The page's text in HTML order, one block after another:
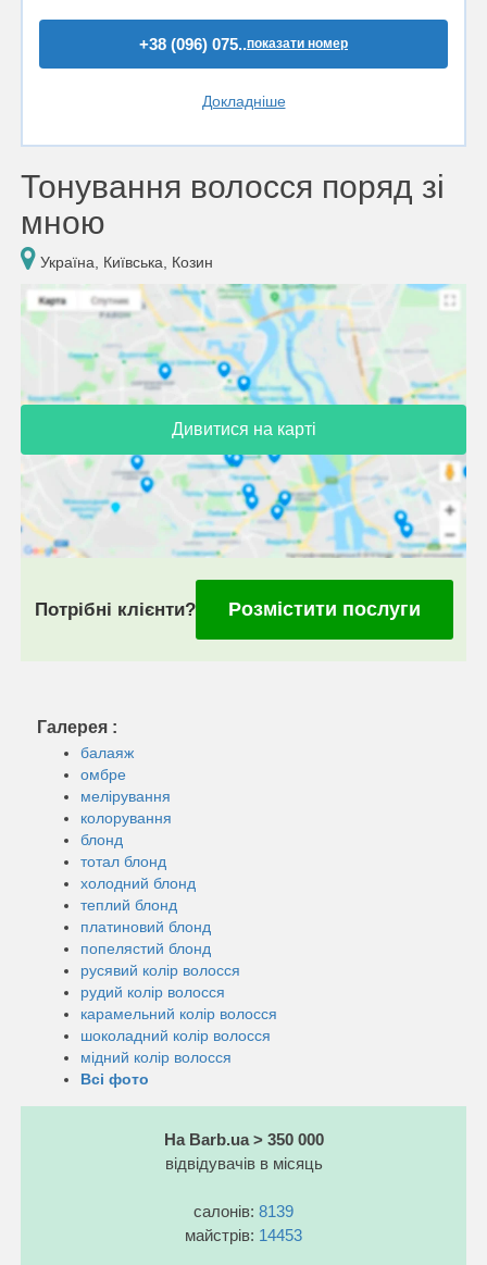
+38 (096) 075..показати номер
Докладніше
Тонування волосся поряд зі
мною
Україна, Київська, Козин
Дивитися на карті
Потрібні клієнти? Розмістити послуги
Галерея :
балаяж
омбре
мелірування
колорування
блонд
тотал блонд
холодний блонд
теплий блонд
платиновий блонд
попелястий блонд
русявий колір волосся
рудий колір волосся
карамельний колір волосся
шоколадний колір волосся
мідний колір волосся
Всі фото
На Barb.ua > 350 000
відвідувачів в місяць
салонів: 8139
майстрів: 14453